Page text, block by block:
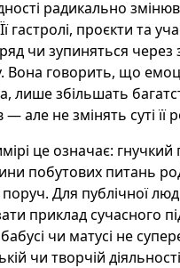
радикально
гастролі, проєкти та
чи зупиняться через
Вона говорить, що
лише збільшать
— але не змінять суті її
це означає: гнучкий
побутових питань
поруч. Для публічної
приклад сучасного
чи матусі не
чи творчій